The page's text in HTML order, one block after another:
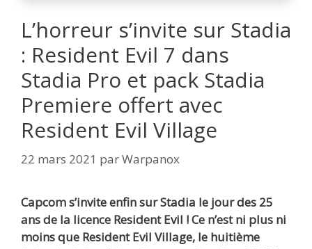
L’horreur s’invite sur Stadia
: Resident Evil 7 dans
Stadia Pro et pack Stadia
Premiere offert avec
Resident Evil Village
22 mars 2021 parWarpanox
Capcom s’invite enfin sur Stadia le jour des 25
ans de la licence Resident Evil ! Ce n’est ni plus ni
moins que Resident Evil Village, le huitième